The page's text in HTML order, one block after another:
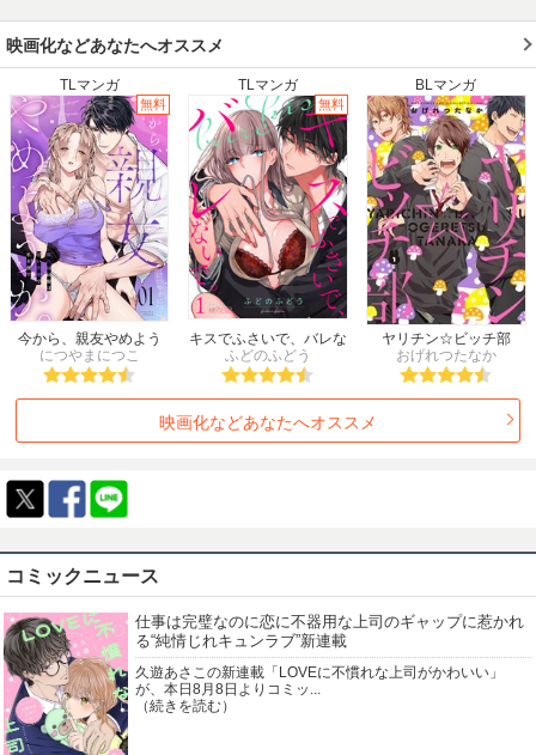
2010年冬
2010年春
2009年冬
2009年春 2009年夏
2009年秋
2008年冬
2008年春 2008年夏
2008年秋
2007年冬
2007年春 2007年夏
2007年秋
2006年冬
2006年春 2006年夏
2006年秋
2005年冬
2005年春 2005年夏
2005年秋
2004年冬
2004年春 2004年夏
2004年秋
2003年冬
2003年春 2003年夏
2003年秋
2002年冬
2002年春 2002年夏
2002年秋
2001年冬
2001年春 2001年夏
2001年秋
2000年
1999年 1998年
1997年
1996年
1995年 1994年
1993年
1992年
1991年 1990年
1989年
1987年 1986年
1980年
1976年
1968年
映画化などあなたへオススメ
TLマンガ
無料
TLマンガ
無料
BLマンガ
今から、親友やめよう
か。～腐れ縁同僚は甘い
快楽で私を壊す～
につやまにつこ
キスでふさいで、バレな
いで。
ふどのふどう
ヤリチン☆ビッチ部
おげれつたなか
映画化などあなたへオススメ
コミックニュース
仕事は完璧なのに恋に不器用な上司のギャップに惹かれ
る“純情じれキュンラブ”新連載
久遊あさこの新連載「LOVEに不慣れな上司がかわいい」
が、本日8月8日よりコミッ...
（続きを読む）